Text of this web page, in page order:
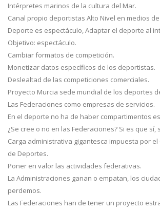
Intérpretes marinos de la cultura del Mar.
Canal propio deportistas Alto Nivel en medios
Deporte es espectáculo, Adaptar el deporte al
Objetivo: espectáculo.
Cambiar formatos de competición.
Monetizar datos específicos de los deportistas.
Deslealtad de las competiciones comerciales.
Proyecto Murcia sede mundial de los deportes
Las Federaciones como empresas de servicios.
En el deporte no ha de haber compartimentos
¿Se cree o no en las Federaciones? Si es que
Carga administrativa gigantesca impuesta por
de Deportes.
Poner en valor las actividades federativas.
La Administraciones ganan o empatan, los
perdemos.
Las Federaciones han de tener un proyecto